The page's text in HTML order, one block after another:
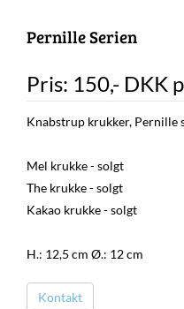
Pernille Serien
Pris: 150,- DKK
Knabstrup krukker, Pernille
Mel krukke - solgt
The krukke - solgt
Kakao krukke - solgt
H.: 12,5 cm Ø.: 12 cm
Kontakt